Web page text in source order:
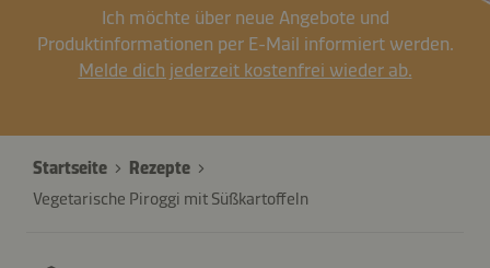
Ich möchte über neue Angebote und
Produktinformationen per E-Mail informiert werden.
Melde dich jederzeit kostenfrei wieder ab.
Startseite
Rezepte
Vegetarische Piroggi mit Süßkartoffeln